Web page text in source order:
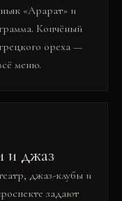
«Арарат» и
Копчёный
ореха —
меню.
и джаз
джаз-клубы и
задают